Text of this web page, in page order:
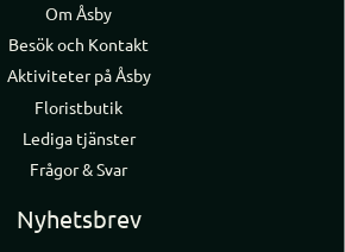
Om Åsby
Besök och Kontakt
Aktiviteter på Åsby
Floristbutik
Lediga tjänster
Frågor & Svar
Nyhetsbrev